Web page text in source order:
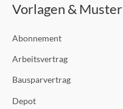
Vorlagen & Muster
Abonnement
Arbeitsvertrag
Bausparvertrag
Depot